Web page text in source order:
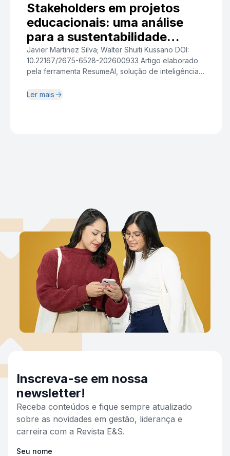
Stakeholders em projetos
educacionais: uma análise
para a sustentabilidade
institucional
Javier Martinez Silva; Walter Shuiti Kussano DOI:
10.22167/2675-6528-202600933 Artigo elaborado
pela ferramenta ResumeAI, solução de inteligência
à síntese e redação. Resumo A crescente
Ler mais
Inscreva-se em nossa
newsletter!
Receba conteúdos e fique sempre atualizado
sobre as novidades em gestão, liderança e
carreira com a Revista E&S.
Seu nome